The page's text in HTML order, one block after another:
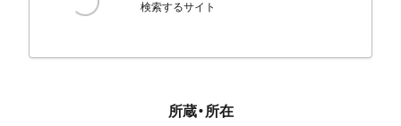
検索するサイト
所蔵・所在